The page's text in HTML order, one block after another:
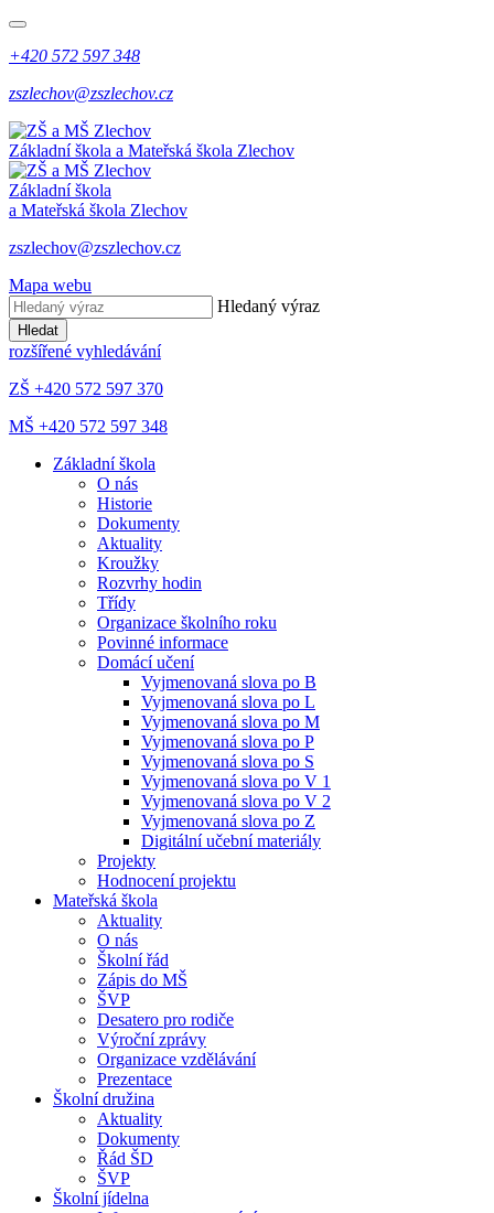
+420 572 597 348
zszlechov@zszlechov.cz
Základní škola a Mateřská škola Zlechov
Základní škola
a Mateřská škola Zlechov
zszlechov@zszlechov.cz
Mapa webu
Hledaný výraz
Hledat
rozšířené vyhledávání
ZŠ +420 572 597 370
MŠ +420 572 597 348
Základní škola
O nás
Historie
Dokumenty
Aktuality
Kroužky
Rozvrhy hodin
Třídy
Organizace školního roku
Povinné informace
Domácí učení
Vyjmenovaná slova po B
Vyjmenovaná slova po L
Vyjmenovaná slova po M
Vyjmenovaná slova po P
Vyjmenovaná slova po S
Vyjmenovaná slova po V 1
Vyjmenovaná slova po V 2
Vyjmenovaná slova po Z
Digitální učební materiály
Projekty
Hodnocení projektu
Mateřská škola
Aktuality
O nás
Školní řád
Zápis do MŠ
ŠVP
Desatero pro rodiče
Výroční zprávy
Organizace vzdělávání
Prezentace
Školní družina
Aktuality
Dokumenty
Řád ŠD
ŠVP
Školní jídelna